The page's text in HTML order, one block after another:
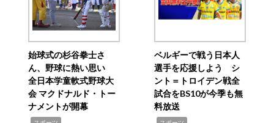
始球式の杉谷拳士さ
ん、野球に熱い思い
全日本学童軟式野球大
会 マクドナルド・トー
ナメントが開幕
ベルギーで戦う日本人
選手を応援しよう シ
ント＝トロイデン戦全
試合をBS10が今季も無
料放送